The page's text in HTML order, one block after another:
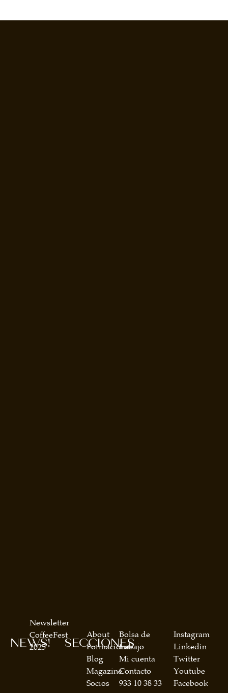
SECCIONES
About
Formaciones
Blog
Magazine
Socios
Bolsa de
trabajo
Mi cuenta
Contacto
933 10 38 33
NEWS!
Newsletter
CoffeeFest
2025
Instagram
Linkedin
Twitter
Youtube
Facebook